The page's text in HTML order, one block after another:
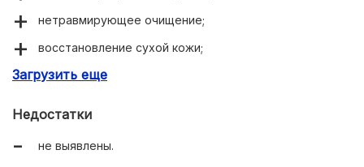
нетравмирующее очищение;
восстановление сухой кожи;
видимое разглаживание рельефа.
Загрузить еще
Недостатки
не выявлены.